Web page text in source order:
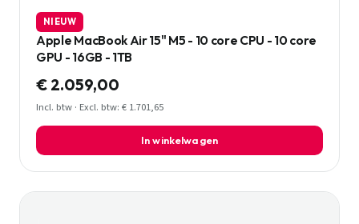
NIEUW
Apple MacBook Air 15" M5 - 10 core CPU - 10 core
GPU - 16GB - 1TB
€ 2.059,00
Incl. btw · Excl. btw: € 1.701,65
In winkelwagen